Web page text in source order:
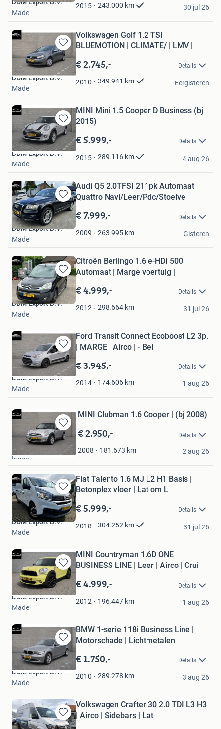
Favorieten2015 243.000 km
DDM Export B.V.
Made
30 jul 26
Bewaren
in
Mijn
Favorieten
Volkswagen Golf 1.2 TSI
BLUEMOTION | CLIMATE/ | LMV |
€ 2.745,- Details
2010 349.941 km
DDM Export B.V.
Made
Eergisteren
Bewaren
in
Mijn
Favorieten
MINI Mini 1.5 Cooper D Business (bj
2015)
€ 5.999,- Details
2015 289.116 km
DDM Export B.V.
Made
4 aug 26
Bewaren
in
Mijn
Favorieten
Audi Q5 2.0TFSI 211pk Automaat
Quattro Navi/Leer/Pdc/Stoelve
€ 7.999,- Details
2009 263.995 km
DDM Export B.V.
Made
Gisteren
Bewaren
in
Mijn
Favorieten
Citroën Berlingo 1.6 e-HDI 500
Automaat | Marge voertuig |
€ 4.999,- Details
2012 298.664 km
DDM Export B.V.
Made
31 jul 26
Bewaren
in
Mijn
Favorieten
Ford Transit Connect Ecoboost L2 3p.
| MARGE | Airco | - Bel
€ 3.945,- Details
2014 174.606 km
DDM Export B.V.
Made
1 aug 26
Bewaren
in
MINI Clubman 1.6 Cooper | (bj 2008)
€ 2.950,- Details
2008 181.673 km
DDM Export B.V.
Made
2 aug 26
Bewaren
in
Mijn
Favorieten
Fiat Talento 1.6 MJ L2 H1 Basis |
Betonplex vloer | Lat om L
€ 5.999,- Details
2018 304.252 km
DDM Export B.V.
Made
31 jul 26
Bewaren
in
Mijn
Favorieten
MINI Countryman 1.6D ONE
BUSINESS LINE | Leer | Airco | Crui
€ 4.999,- Details
2012 196.447 km
DDM Export B.V.
Made
1 aug 26
Bewaren
in
Mijn
Favorieten
BMW 1-serie 118i Business Line |
Motorschade | Lichtmetalen
€ 1.750,- Details
2010 289.278 km
DDM Export B.V.
Made
3 aug 26
Bewaren
Volkswagen Crafter 30 2.0 TDI L3 H3
| Airco | Sidebars | Lat